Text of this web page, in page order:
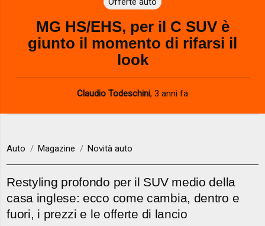
MG HS/EHS, per il C SUV è
giunto il momento di rifarsi il
look
Claudio Todeschini, 3 anni fa
Auto Magazine Novità auto
Restyling profondo per il SUV medio della
casa inglese: ecco come cambia, dentro e
fuori, i prezzi e le offerte di lancio